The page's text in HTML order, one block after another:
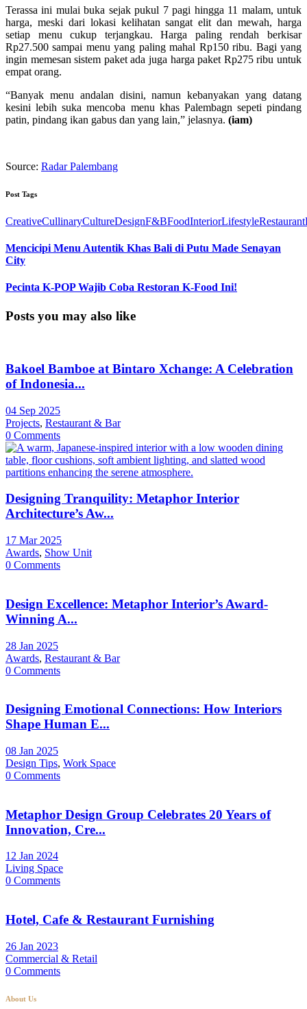
Terassa ini mulai buka sejak pukul 7 pagi hingga 11 malam, untuk
harga, meski dari lokasi kelihatan sangat elit dan mewah, harga
setiap menu cukup terjangkau. Harga paling rendah berkisar
Rp27.500 sampai menu yang paling mahal Rp150 ribu. Bagi yang
ingin memesan sistem paket ada juga harga paket Rp275 ribu untuk
empat orang.
“Banyak menu andalan disini, namun kebanyakan yang datang
kesini lebih suka mencoba menu khas Palembagn sepeti pindang
patin, pindang ikan gabus dan yang lain,” jelasnya. (iam)
Source: Radar Palembang
Post Tags
CreativeCullinaryCultureDesignF&BFoodInteriorLifestyleRestaurant
Mencicipi Menu Autentik Khas Bali di Putu Made Senayan
City
Pecinta K-POP Wajib Coba Restoran K-Food Ini!
Posts you may also like
Bakoel Bamboe at Bintaro Xchange: A Celebration
of Indonesia...
04 Sep 2025
Projects, Restaurant & Bar
0 Comments
Designing Tranquility: Metaphor Interior
Architecture’s Aw...
17 Mar 2025
Awards, Show Unit
0 Comments
Design Excellence: Metaphor Interior’s Award-
Winning A...
28 Jan 2025
Awards, Restaurant & Bar
0 Comments
Designing Emotional Connections: How Interiors
Shape Human E...
08 Jan 2025
Design Tips, Work Space
0 Comments
Metaphor Design Group Celebrates 20 Years of
Innovation, Cre...
12 Jan 2024
Living Space
0 Comments
Hotel, Cafe & Restaurant Furnishing
26 Jan 2023
Commercial & Retail
0 Comments
About Us